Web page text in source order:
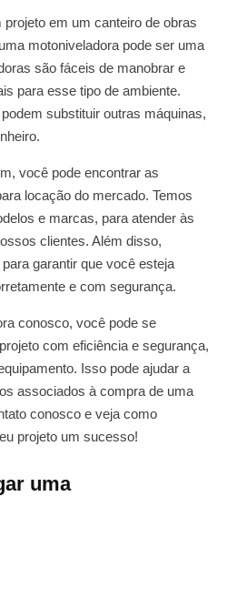
em um canteiro de obras
motoniveladora pode ser uma
são fáceis de manobrar e
para esse tipo de ambiente.
substituir outras máquinas,
você pode encontrar as
locação do mercado. Temos
e marcas, para atender às
clientes. Além disso,
garantir que você esteja
e com segurança.
conosco, você pode se
com eficiência e segurança,
Isso pode ajudar a
associados à compra de uma
conosco e veja como
projeto um sucesso!
uma